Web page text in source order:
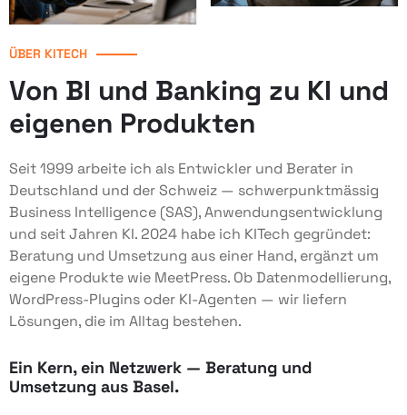
ÜBER KITECH
Von BI und Banking zu KI und
eigenen Produkten
Seit 1999 arbeite ich als Entwickler und Berater in
Deutschland und der Schweiz — schwerpunktmässig
Business Intelligence (SAS), Anwendungsentwicklung
und seit Jahren KI. 2024 habe ich KITech gegründet:
Beratung und Umsetzung aus einer Hand, ergänzt um
eigene Produkte wie MeetPress. Ob Datenmodellierung,
WordPress-Plugins oder KI-Agenten — wir liefern
Lösungen, die im Alltag bestehen.
Ein Kern, ein Netzwerk — Beratung und
Umsetzung aus Basel.